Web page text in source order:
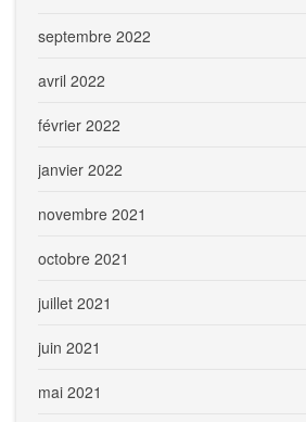
septembre 2022
avril 2022
février 2022
janvier 2022
novembre 2021
octobre 2021
juillet 2021
juin 2021
mai 2021